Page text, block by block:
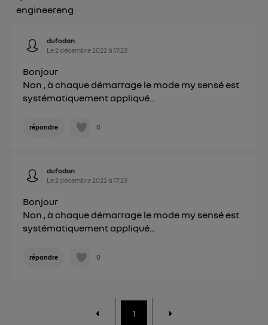
engineereng
dufodan
Le 2 décembre 2022 à17:23
Bonjour
Non , à chaque démarrage le mode my sensé est
systématiquement appliqué...
répondre 0
dufodan
Le 2 décembre 2022 à17:23
Bonjour
Non , à chaque démarrage le mode my sensé est
systématiquement appliqué...
répondre 0
1